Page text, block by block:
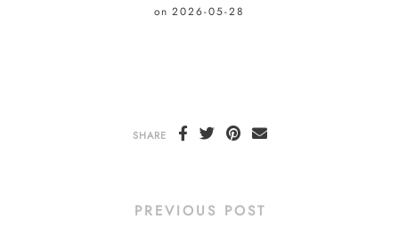
on 2026-05-28
SHARE
PREVIOUS POST